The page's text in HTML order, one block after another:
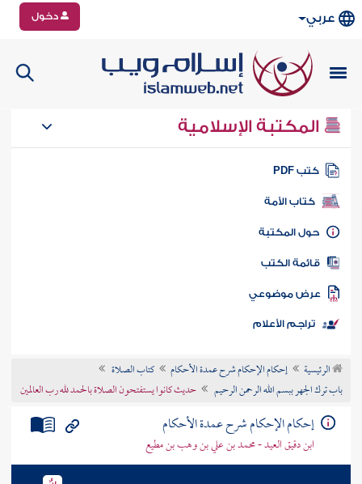
عربي دخول
المكتبة الإسلامية
كتب PDF
كتاب الأمة
المكتبة
الكتب
موضوعي
تراجم الأعلام
الرئيسية إحكام الإحكام شرح عمدة الأحكام
كتاب الصلاة
باب ترك الجهر ببسم الله الرحمن الرحيم
حديث كانوا يستفتحون الصلاة بالحمد لله رب العالمين
إحكام الإحكام شرح عمدة الأحكام
ابن دقيق العيد - محمد بن علي بن وهب بن مطيع